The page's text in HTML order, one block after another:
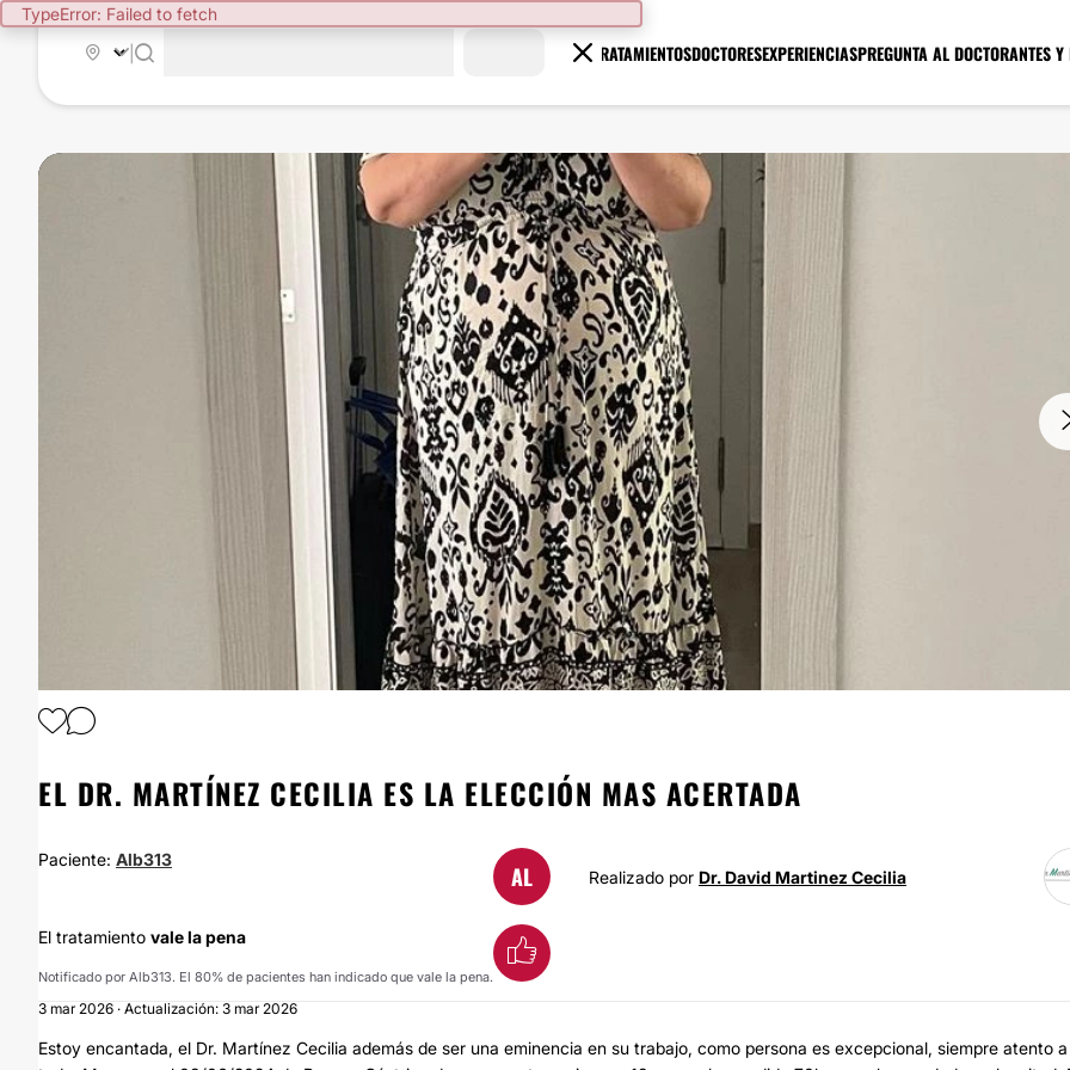
TypeError: Failed to fetch
TRATAMIENTOSDOCTORESEXPERIENCIASPREGUNTA AL DOCTORANTES Y
EL DR. MARTÍNEZ CECILIA ES LA ELECCIÓN MAS ACERTADA
Paciente: Alb313
AL Realizado por Dr. David Martinez Cecilia
El tratamiento vale la pena
Notificado por Alb313. El 80% de pacientes han indicado que vale la pena.
3 mar 2026 · Actualización: 3 mar 2026
Estoy encantada, el Dr. Martínez Cecilia además de ser una eminencia en su trabajo, como persona es excepcional, siempre atento a